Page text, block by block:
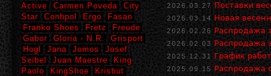
2026.03.27 Поставки
2026.03.14 Новая
2026.02.26 Распродажа
2026.02.03 Распродажа
2025.12.31 График
2025.09.15 Распродажа
Active
Carmen Poveda
City
Star
Conhpol Ergo
Fasan
Franko Shoes
Fretz
Freude
Gabor
Gloria - N.R.
Grisport
Hogl
Jana Jomos
Josef
Seibel
Juan Maestre
King
Paolo
KingShoe
Krisbut